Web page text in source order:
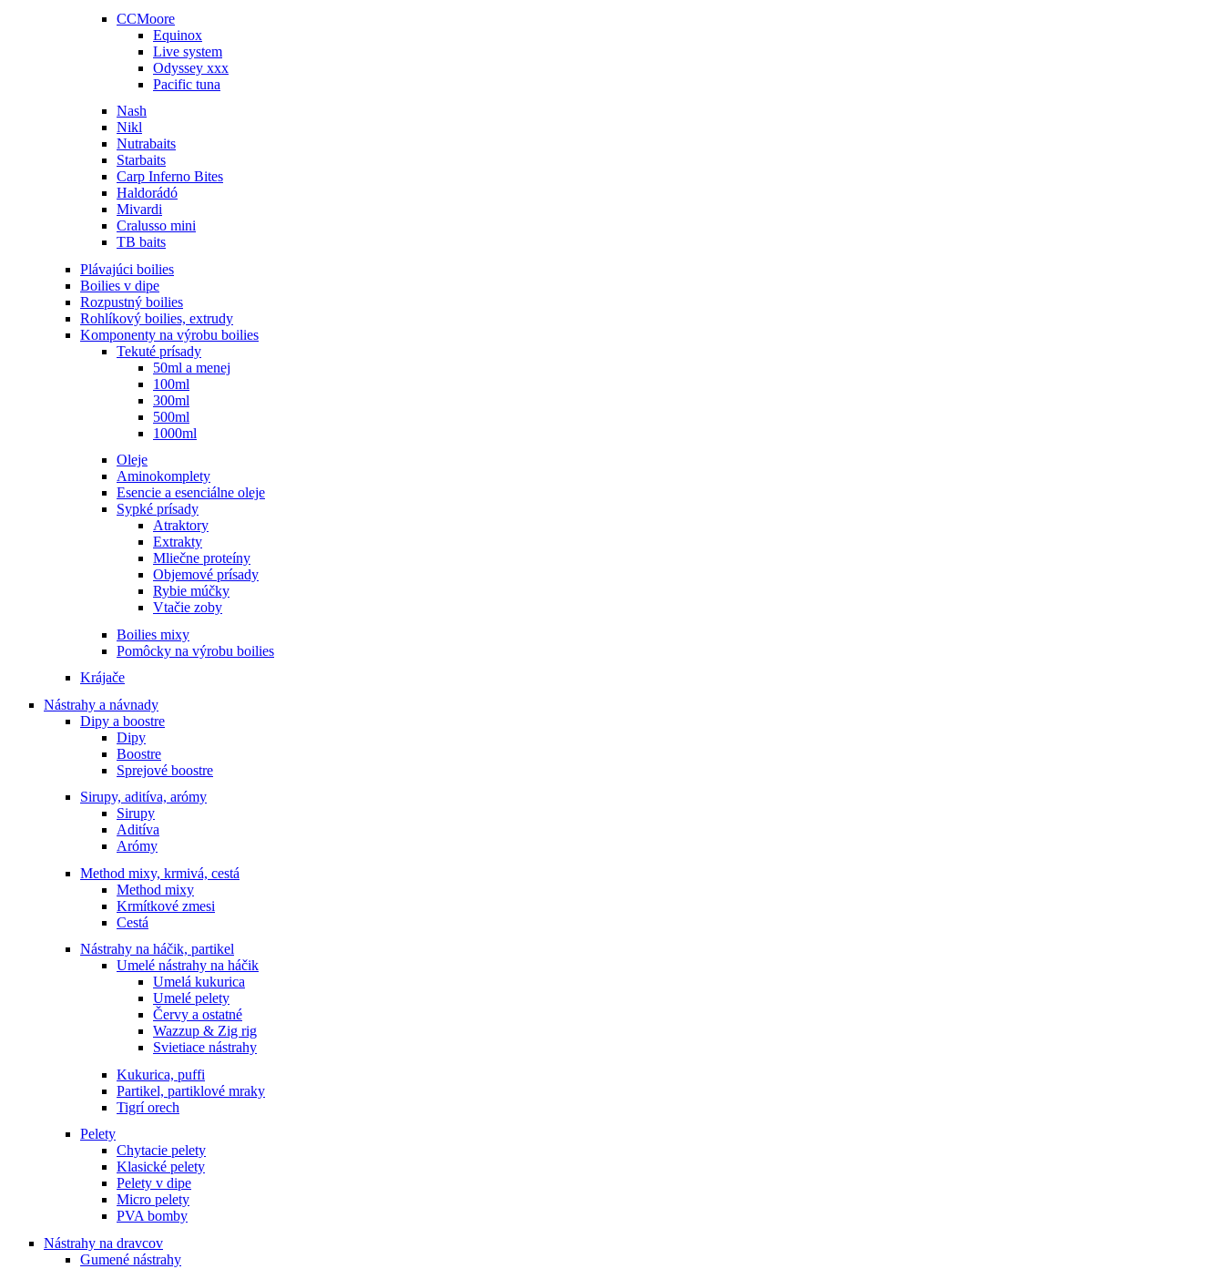
CCMoore
Equinox
Live system
Odyssey xxx
Pacific tuna
Nash
Nikl
Nutrabaits
Starbaits
Carp Inferno Bites
Haldorádó
Mivardi
Cralusso mini
TB baits
Plávajúci boilies
Boilies v dipe
Rozpustný boilies
Rohlíkový boilies, extrudy
Komponenty na výrobu boilies
Tekuté prísady
50ml a menej
100ml
300ml
500ml
1000ml
Oleje
Aminokomplety
Esencie a esenciálne oleje
Sypké prísady
Atraktory
Extrakty
Mliečne proteíny
Objemové prísady
Rybie múčky
Vtačie zoby
Boilies mixy
Pomôcky na výrobu boilies
Krájače
Nástrahy a návnady
Dipy a boostre
Dipy
Boostre
Sprejové boostre
Sirupy, aditíva, arómy
Sirupy
Aditíva
Arómy
Method mixy, krmivá, cestá
Method mixy
Krmítkové zmesi
Cestá
Nástrahy na háčik, partikel
Umelé nástrahy na háčik
Umelá kukurica
Umelé pelety
Červy a ostatné
Wazzup & Zig rig
Svietiace nástrahy
Kukurica, puffi
Partikel, partiklové mraky
Tigrí orech
Pelety
Chytacie pelety
Klasické pelety
Pelety v dipe
Micro pelety
PVA bomby
Nástrahy na dravcov
Gumené nástrahy